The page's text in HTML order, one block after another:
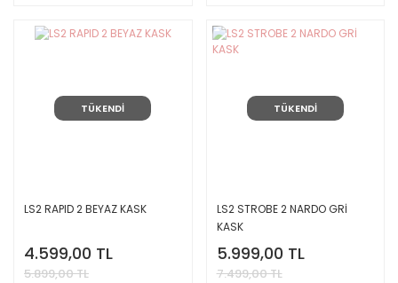
TÜKENDİ
LS2 RAPID 2 BEYAZ KASK
4.599,00 TL
5.899,00 TL
TÜKENDİ
LS2 STROBE 2 NARDO GRİ
KASK
5.999,00 TL
7.499,00 TL